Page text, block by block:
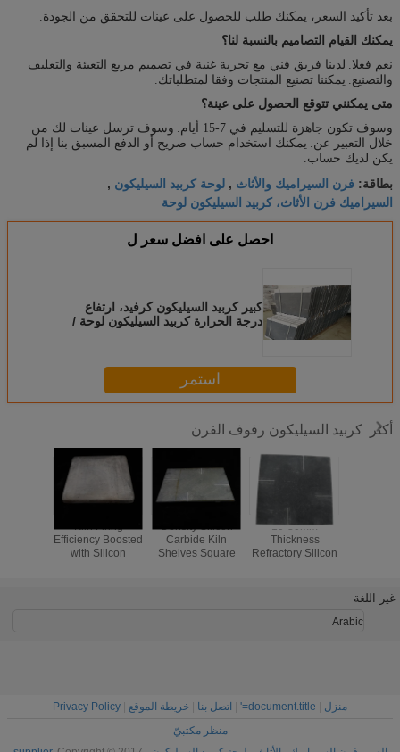
بعد تأكيد السعر، يمكنك طلب للحصول على عينات للتحقق من الجودة.
يمكنك القيام التصاميم بالنسبة لنا؟
نعم فعلا.
لدينا فريق فني مع تجربة غنية في تصميم مربع التعبئة والتغليف
والتصنيع. يمكننا تصنيع المنتجات وفقا لمتطلباتك.
متى يمكنني تتوقع الحصول على عينة؟
وسوف تكون جاهزة للتسليم في 7-15 أيام.
وسوف ترسل عينات لك من
خلال التعبير عن. يمكنك استخدام حساب صريح أو الدفع المسبق بنا إذا لم
يكن لديك حساب.
بطاقة: فرن السيراميك والأثاث , لوحة كربيد السيليكون ,
السيراميك فرن الأثاث، كربيد السيليكون لوحة
احصل على افضل سعر ل
كبير كربيد السيليكون كرفيد، ارتفاع
درجة الحرارة كربيد السيليكون لوحة /
استمر
أكثر كربيد السيليكون رفوف الفرن
Kiln Firing
Efficiency Boosted
with Silicon
Density Silicon
Carbide Kiln
Shelves Square
10-30mm
Thickness
Refractory Silicon
غير اللغة
Arabic
منزل document.title=' اتصل بنا خريطة الموقع
Privacy Policy
منظر مكتبيّ